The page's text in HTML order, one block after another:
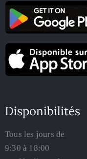
Disponibilités
Tous les jours de
9:30 à 18:00